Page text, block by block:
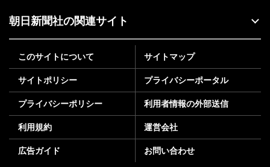
朝日新聞社の関連サイト
このサイトについて サイトマップ
サイトポリシー プライバシーポータル
プライバシーポリシー 利用者情報の外部送信
利用規約 運営会社
広告ガイド お問い合わせ